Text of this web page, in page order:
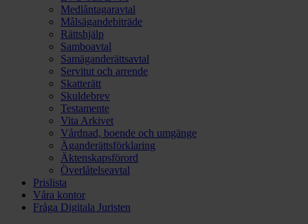
Medlåntagaravtal
Målsägandebiträde
Rättshjälp
Samboavtal
Samäganderättsavtal
Servitut och arrende
Skatterätt
Skuldebrev
Testamente
Vita Arkivet
Vårdnad, boende och umgänge
Äganderättsförklaring
Äktenskapsförord
Överlåtelseavtal
Prislista
Våra kontor
Fråga Digitala Juristen